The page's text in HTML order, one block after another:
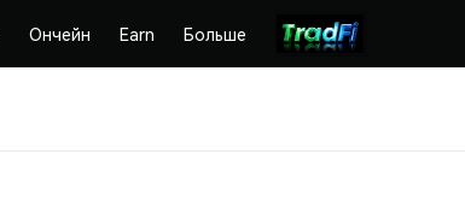
Ончейн Earn Больше